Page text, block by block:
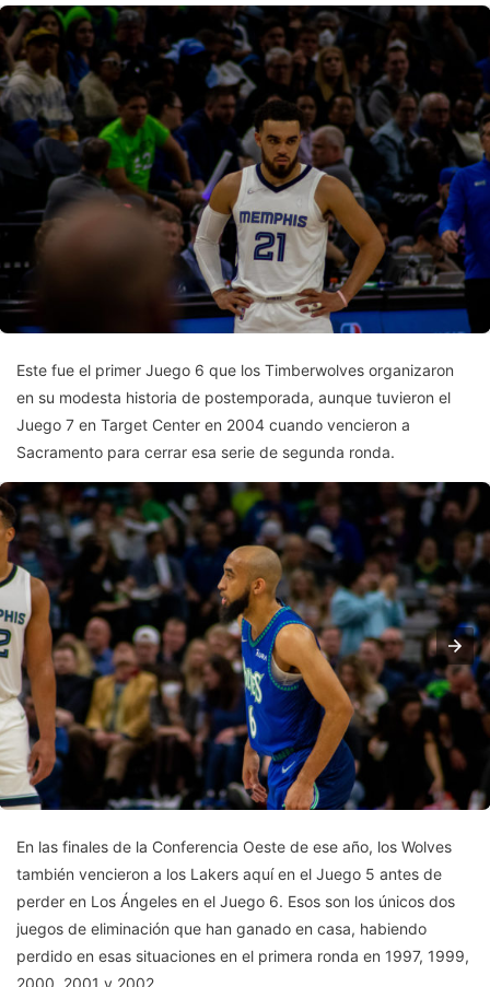
Este fue el primer Juego 6 que los Timberwolves organizaron
en su modesta historia de postemporada, aunque tuvieron el
Juego 7 en Target Center en 2004 cuando vencieron a
Sacramento para cerrar esa serie de segunda ronda.
En las finales de la Conferencia Oeste de ese año, los Wolves
también vencieron a los Lakers aquí en el Juego 5 antes de
perder en Los Ángeles en el Juego 6. Esos son los únicos dos
juegos de eliminación que han ganado en casa, habiendo
perdido en esas situaciones en el primera ronda en 1997, 1999,
2000, 2001 y 2002.